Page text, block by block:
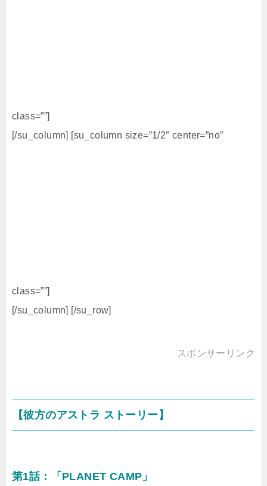
class=””]
[/su_column] [su_column size=”1/2″ center=”no”
class=””]
[/su_column] [/su_row]
スポンサーリンク
【彼方のアストラ ストーリー】
第1話：「PLANET CAMP」